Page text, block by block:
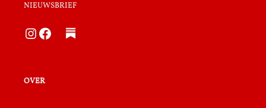
nieuwsbrief
Instagram Facebook
over